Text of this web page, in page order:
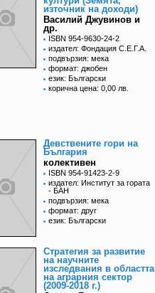
източник на доходи)
Василий Джувинов и
др.
ISBN 954-9630-24-2
издател: Фондация С.Е.Г.А.
подвързия: мека
формат: джобен
език: Български
корична цена: 0,00 лв.
Девствените гори на
България
колективен
ISBN 954-91423-2-9
издател: Институт за гората
- БАН
подвързия: мека
формат: друг
език: Български
Стратегия за развитие
на научните
изследвания в областта
на аграрния сектор
(2009-2018 г.)